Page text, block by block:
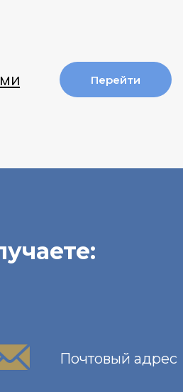
Перейти
Почтовый адрес